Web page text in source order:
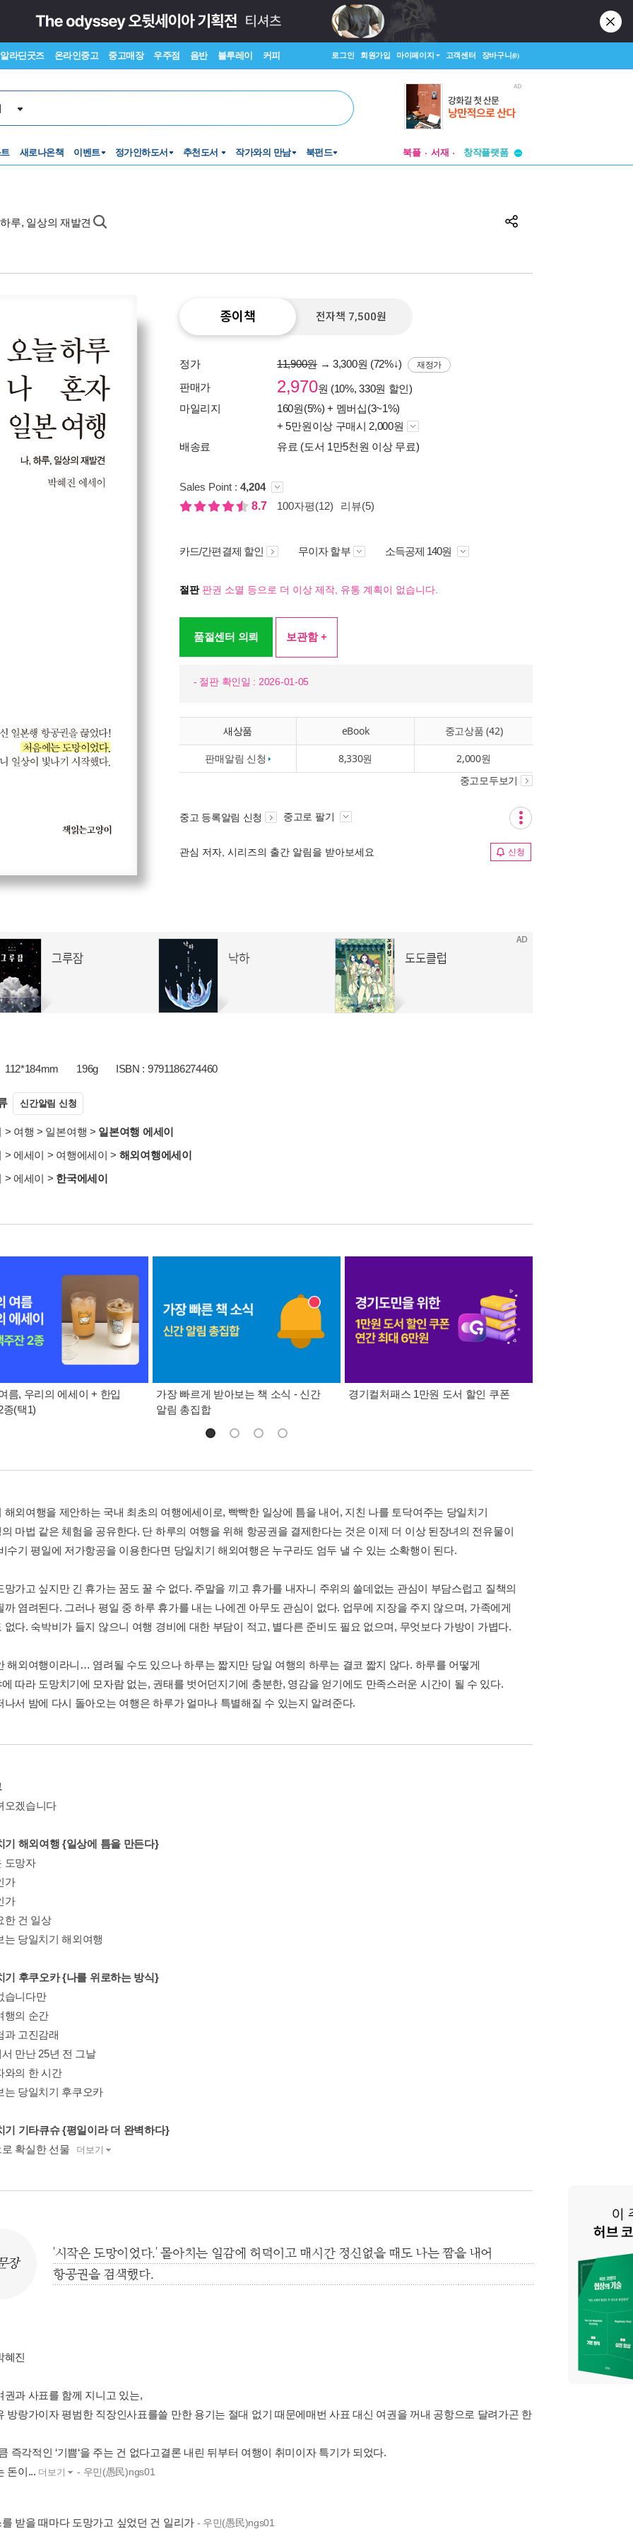
알라딘굿즈 온라인중고 중고매장 우주점 음반 블루레이 커피 로그인 회원가입 마이페이지 고객센터 장바구니(0)
새로나온책 이벤트 정가인하도서 추천도서 작가와의 만남 북펀드 북플 서재
창작플랫폼
루, 일상의 재발견
종이책 전자책 7,500원
정가 11,900원→ 3,300원 (72%↓) 재정가
판매가 2,970원 (10%, 330원 할인)
마일리지
160원(5%) + 멤버십(3~1%)
+ 5만원이상 구매시 2,000원
배송료
유료 (도서 1만5천원 이상 무료)
Sales Point : 4,204
8.7
100자평(12) 리뷰(5)
카드/간편결제 할인 무이자 할부 소득공제 140원
절판판권 소멸 등으로 더 이상 제작, 유통 계획이 없습니다.
품절센터 의뢰 보관함 +
- 절판 확인일 : 2026-01-05
새상품 eBook 중고상품 (42)
판매알림 신청 8,330원 2,000원
중고모두보기
중고 등록알림 신청 중고로 팔기
관심 저자, 시리즈의 출간 알림을 받아보세요 신청
112*184mm 196g ISBN : 9791186274460
신간알림 신청
> 여행 > 일본여행 > 일본여행 에세이
> 에세이 > 여행에세이 > 해외여행에세이
> 에세이 > 한국에세이
름, 우리의 에세이 + 한입
종(택1)
가장 빠르게 받아보는 책 소식 - 신간
알림 총집합
경기컬처패스 1만원 도서 할인 쿠폰
해외여행을 제안하는 국내 최초의 여행에세이로, 빡빡한 일상에 틈을 내어, 지친 나를 토닥여주는 당일치기
마법 같은 체험을 공유한다. 단 하루의 여행을 위해 항공권을 결제한다는 것은 이제 더 이상 된장녀의 전유물이
수기 평일에 저가항공을 이용한다면 당일치기 해외여행은 누구라도 엄두 낼 수 있는 소확행이 된다.
망가고 싶지만 긴 휴가는 꿈도 꿀 수 없다. 주말을 끼고 휴가를 내자니 주위의 쓸데없는 관심이 부담스럽고 질책의
까 염려된다. 그러나 평일 중 하루 휴가를 내는 나에겐 아무도 관심이 없다. 업무에 지장을 주지 않으며, 가족에게
없다. 숙박비가 들지 않으니 여행 경비에 대한 부담이 적고, 별다른 준비도 필요 없으며, 무엇보다 가방이 가볍다.
해외여행이라니… 염려될 수도 있으나 하루는 짧지만 당일 여행의 하루는 결코 짧지 않다. 하루를 어떻게
따라 도망치기에 모자람 없는, 권태를 벗어던지기에 충분한, 영감을 얻기에도 만족스러운 시간이 될 수 있다.
나서 밤에 다시 돌아오는 여행은 하루가 얼마나 특별해질 수 있는지 알려준다.
오겠습니다
기 해외여행 {일상에 틈을 만든다}
도망자
가
가
한 건 일상
는 당일치기 해외여행
기 후쿠오카 {나를 위로하는 방식}
습니다만
행의 순간
과 고진감래
만난 25년 전 그날
와의 한 시간
는 당일치기 후쿠오카
기 기타큐슈 {평일이라 더 완벽하다}
확실한 선물
더보기
장
'시작은 도망이었다.' 몰아치는 일감에 허덕이고 매시간 정신없을 때도 나는 짬을 내어
항공권을 검색했다.
혜진
권과 사표를 함께 지니고 있는,
방랑가이자 평범한 직장인사표를쓸 만한 용기는 절대 없기 때문에매번 사표 대신 여권을 꺼내 공항으로 달려가곤 한
큼 즉각적인 ‘기쁨‘을 주는 건 없다고결론 내린 뒤부터 여행이 취미이자 특기가 되었다.
돈이... 더보기 - 우민(愚民)ngs01
받을 때마다 도망가고 싶었던 건 일리가 - 우민(愚民)ngs01